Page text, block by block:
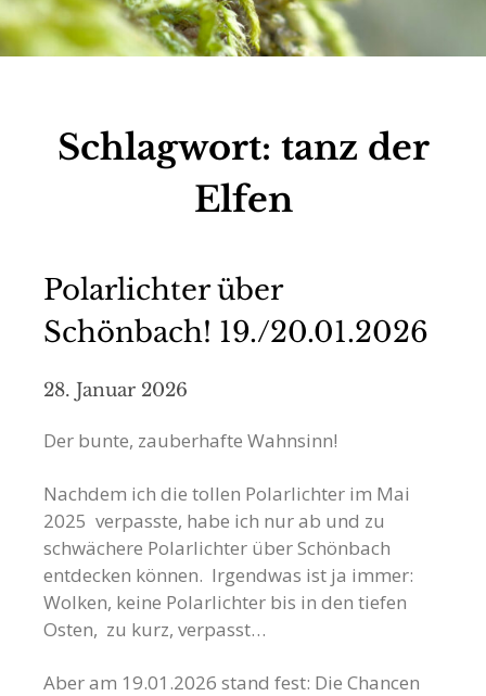
Schlagwort: tanz der
Elfen
Polarlichter über
Schönbach! 19./20.01.2026
28. Januar 2026
Der bunte, zauberhafte Wahnsinn!
Nachdem ich die tollen Polarlichter im Mai
2025 verpasste, habe ich nur ab und zu
schwächere Polarlichter über Schönbach
entdecken können. Irgendwas ist ja immer:
Wolken, keine Polarlichter bis in den tiefen
Osten, zu kurz, verpasst…
Aber am 19.01.2026 stand fest: Die Chancen